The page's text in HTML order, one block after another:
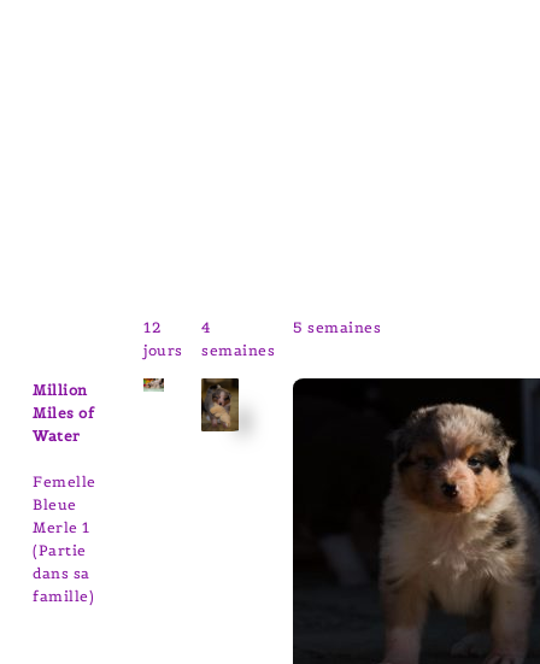
12
jours
4
semaines
5 semaines
Million
Miles of
Water
Femelle
Bleue
Merle 1
(Partie
dans sa
famille)